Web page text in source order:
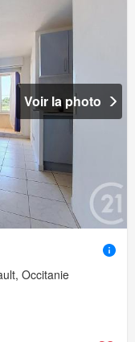
Voir la photo
Occitanie